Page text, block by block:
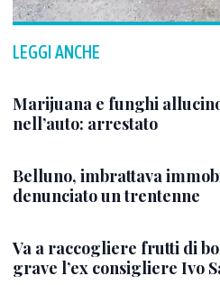
LEGGI ANCHE
Marijuana e funghi
nell’auto: arrestato
Belluno, imbrattava
denunciato un trentenne
Va a raccogliere frutti di
grave l’ex consigliere Ivo